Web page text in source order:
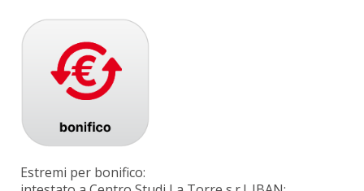
Estremi per bonifico: